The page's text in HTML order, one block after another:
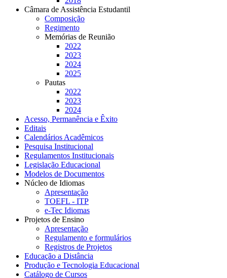
Câmara de Assistência Estudantil
Composição
Regimento
Memórias de Reunião
2022
2023
2024
2025
Pautas
2022
2023
2024
Acesso, Permanência e Êxito
Editais
Calendários Acadêmicos
Pesquisa Institucional
Regulamentos Institucionais
Legislação Educacional
Modelos de Documentos
Núcleo de Idiomas
Apresentação
TOEFL - ITP
e-Tec Idiomas
Projetos de Ensino
Apresentação
Regulamento e formulários
Registros de Projetos
Educação a Distância
Produção e Tecnologia Educacional
Catálogo de Cursos